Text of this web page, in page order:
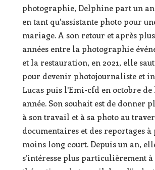
photographie, Delphine part un
en tant qu'assistante photo pour
mariage. A son retour et après
années entre la photographie
et la restauration, en 2021, elle
pour devenir photojournaliste et
Lucas puis l'Emi-cfd en octobre de
année. Son souhait est de donner
à son travail et à sa photo au
documentaires et des reportages à
moins long court. Depuis un an,
s’intéresse plus particulièrement à